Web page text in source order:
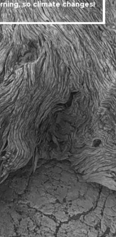
so climate changes!